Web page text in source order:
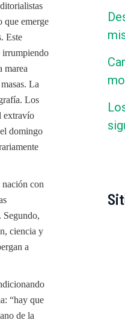
que emerge
Este
irrumpiendo
marea
La
Los
extravío
domingo
nación con
Segundo,
ciencia y
a
“hay que
de la